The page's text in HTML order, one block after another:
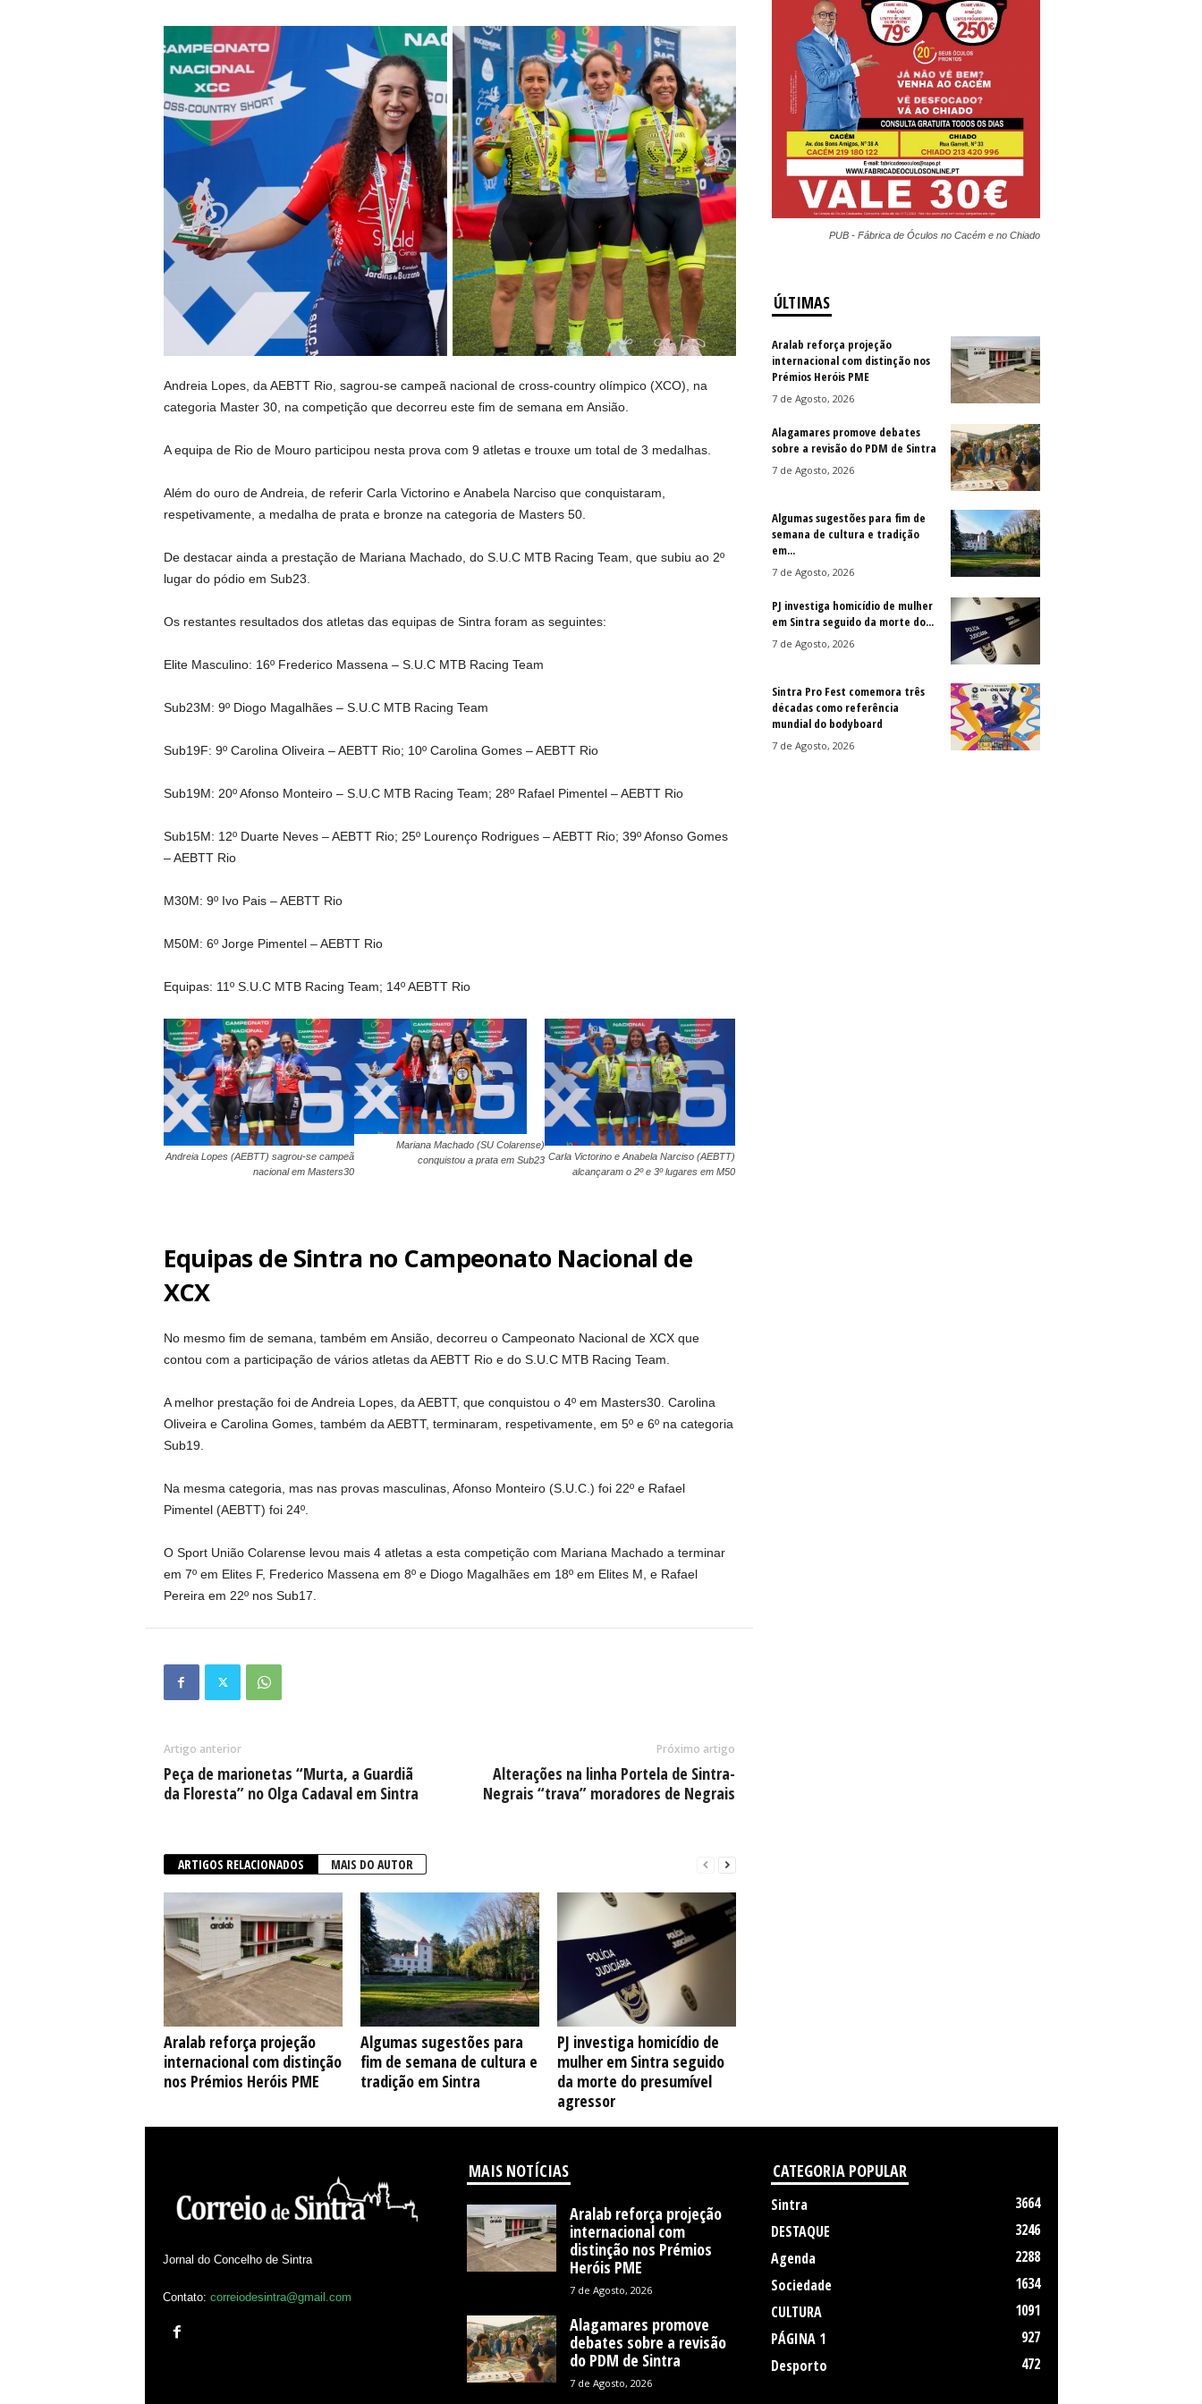
Andreia Lopes, da AEBTT Rio, sagrou-se campeã nacional de cross-country olímpico (XCO), na
categoria Master 30, na competição que decorreu este fim de semana em Ansião.
A equipa de Rio de Mouro participou nesta prova com 9 atletas e trouxe um total de 3 medalhas.
Além do ouro de Andreia, de referir Carla Victorino e Anabela Narciso que conquistaram,
respetivamente, a medalha de prata e bronze na categoria de Masters 50.
De destacar ainda a prestação de Mariana Machado, do S.U.C MTB Racing Team, que subiu ao 2º
lugar do pódio em Sub23.
Os restantes resultados dos atletas das equipas de Sintra foram as seguintes:
Elite Masculino: 16º Frederico Massena – S.U.C MTB Racing Team
Sub23M: 9º Diogo Magalhães – S.U.C MTB Racing Team
Sub19F: 9º Carolina Oliveira – AEBTT Rio; 10º Carolina Gomes – AEBTT Rio
Sub19M: 20º Afonso Monteiro – S.U.C MTB Racing Team; 28º Rafael Pimentel – AEBTT Rio
Sub15M: 12º Duarte Neves – AEBTT Rio; 25º Lourenço Rodrigues – AEBTT Rio; 39º Afonso Gomes
– AEBTT Rio
M30M: 9º Ivo Pais – AEBTT Rio
M50M: 6º Jorge Pimentel – AEBTT Rio
Equipas: 11º S.U.C MTB Racing Team; 14º AEBTT Rio
Andreia Lopes (AEBTT) sagrou-se campeã
nacional em Masters30
Mariana Machado (SU Colarense)
conquistou a prata em Sub23 Carla Victorino e Anabela Narciso (AEBTT)
alcançaram o 2º e 3º lugares em M50
Equipas de Sintra no Campeonato Nacional de
XCX
No mesmo fim de semana, também em Ansião, decorreu o Campeonato Nacional de XCX que
contou com a participação de vários atletas da AEBTT Rio e do S.U.C MTB Racing Team.
A melhor prestação foi de Andreia Lopes, da AEBTT, que conquistou o 4º em Masters30. Carolina
Oliveira e Carolina Gomes, também da AEBTT, terminaram, respetivamente, em 5º e 6º na categoria
Sub19.
Na mesma categoria, mas nas provas masculinas, Afonso Monteiro (S.U.C.) foi 22º e Rafael
Pimentel (AEBTT) foi 24º.
O Sport União Colarense levou mais 4 atletas a esta competição com Mariana Machado a terminar
em 7º em Elites F, Frederico Massena em 8º e Diogo Magalhães em 18º em Elites M, e Rafael
Pereira em 22º nos Sub17.
Artigo anterior
Peça de marionetas “Murta, a Guardiã
da Floresta” no Olga Cadaval em Sintra
Próximo artigo
Alterações na linha Portela de Sintra-
Negrais “trava” moradores de Negrais
ARTIGOS RELACIONADOS MAIS DO AUTOR
Aralab reforça projeção
internacional com distinção
nos Prémios Heróis PME
Algumas sugestões para
fim de semana de cultura e
tradição em Sintra
PJ investiga homicídio de
mulher em Sintra seguido
da morte do presumível
agressor
PUB - Fábrica de Óculos no Cacém e no Chiado
ÚLTIMAS
Aralab reforça projeção
internacional com distinção nos
Prémios Heróis PME
7 de Agosto, 2026
Alagamares promove debates
sobre a revisão do PDM de Sintra
7 de Agosto, 2026
Algumas sugestões para fim de
semana de cultura e tradição
em...
7 de Agosto, 2026
PJ investiga homicídio de mulher
em Sintra seguido da morte do...
7 de Agosto, 2026
Sintra Pro Fest comemora três
décadas como referência
mundial do bodyboard
7 de Agosto, 2026
Jornal do Concelho de Sintra
Contato: correiodesintra@gmail.com
MAIS NOTÍCIAS
Aralab reforça projeção
internacional com
distinção nos Prémios
Heróis PME
7 de Agosto, 2026
Alagamares promove
debates sobre a revisão
do PDM de Sintra
7 de Agosto, 2026
CATEGORIA POPULAR
Sintra
3664
DESTAQUE
3246
Agenda
2288
Sociedade
1634
CULTURA
1091
PÁGINA 1
927
Desporto
472